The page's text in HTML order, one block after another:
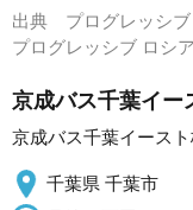
出典 プログレッシ
プログレッシブ ロシ
京成バス千葉イー
京成バス千葉イース
千葉県 千葉市